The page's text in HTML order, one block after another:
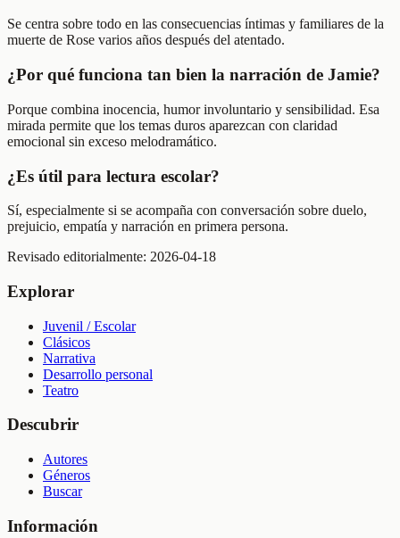
Se centra sobre todo en las consecuencias íntimas y familiares de la
muerte de Rose varios años después del atentado.
¿Por qué funciona tan bien la narración de Jamie?
Porque combina inocencia, humor involuntario y sensibilidad. Esa
mirada permite que los temas duros aparezcan con claridad
emocional sin exceso melodramático.
¿Es útil para lectura escolar?
Sí, especialmente si se acompaña con conversación sobre duelo,
prejuicio, empatía y narración en primera persona.
Revisado editorialmente: 2026-04-18
Explorar
Juvenil / Escolar
Clásicos
Narrativa
Desarrollo personal
Teatro
Descubrir
Autores
Géneros
Buscar
Información